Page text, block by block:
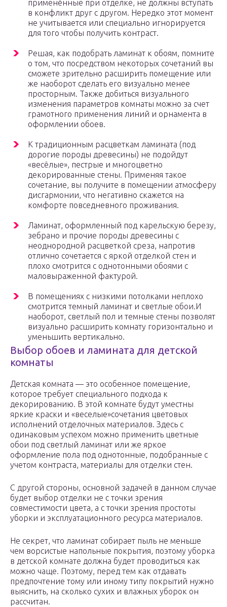
применённые при отделке, не должны вступать
в конфликт друг с другом. Нередко этот момент
не учитывается или специально игнорируется
для того чтобы получить контраст.
Решая, как подобрать ламинат к обоям, помните
о том, что посредством некоторых сочетаний вы
сможете зрительно расширить помещение или
же наоборот сделать его визуально менее
просторным. Также добиться визуального
изменения параметров комнаты можно за счет
грамотного применения линий и орнамента в
оформлении обоев.
К традиционным расцветкам ламината (под
дорогие породы древесины) не подойдут
«весёлые», пестрые и многоцветно
декорированные стены. Применяя такое
сочетание, вы получите в помещении атмосферу
дисгармонии, что негативно скажется на
комфорте повседневного проживания.
Ламинат, оформленный под карельскую березу,
зебрано и прочие породы древесины с
неоднородной расцветкой среза, напротив
отлично сочетается с яркой отделкой стен и
плохо смотрится с однотонными обоями с
маловыраженной фактурой.
В помещениях с низкими потолками неплохо
смотрится темный ламинат и светлые обои.И
наоборот, светлый пол и темные стены позволят
визуально расширить комнату горизонтально и
уменьшить вертикально.
Выбор обоев и ламината для детской
комнаты
Детская комната — это особенное помещение,
которое требует специального подхода к
декорированию. В этой комнате будут уместны
яркие краски и «веселые»сочетания цветовых
исполнений отделочных материалов. Здесь с
одинаковым успехом можно применить цветные
обои под светлый ламинат или же яркое
оформление пола под однотонные, подобранные с
учетом контраста, материалы для отделки стен.
С другой стороны, основной задачей в данном случае
будет выбор отделки не с точки зрения
совместимости цвета, а с точки зрения простоты
уборки и эксплуатационного ресурса материалов.
Не секрет, что ламинат собирает пыль не меньше
чем ворсистые напольные покрытия, поэтому уборка
в детской комнате должна будет проводиться как
можно чаще. Поэтому, перед тем как отдавать
предпочтение тому или иному типу покрытий нужно
выяснить, на сколько сухих и влажных уборок он
рассчитан.